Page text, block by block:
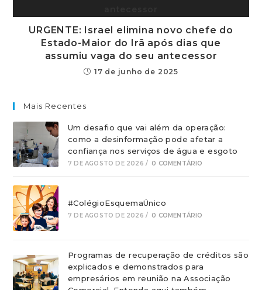
URGENTE: Israel elimina novo chefe do
Estado-Maior do Irã após dias que
assumiu vaga do seu antecessor
17 de junho de 2025
Mais Recentes
Um desafio que vai além da operação:
como a desinformação pode afetar a
confiança nos serviços de água e esgoto
7 DE AGOSTO DE 2026 / 0 COMENTÁRIO
#ColégioEsquemaÚnico
7 DE AGOSTO DE 2026 / 0 COMENTÁRIO
Programas de recuperação de créditos são
explicados e demonstrados para
empresários em reunião na Associação